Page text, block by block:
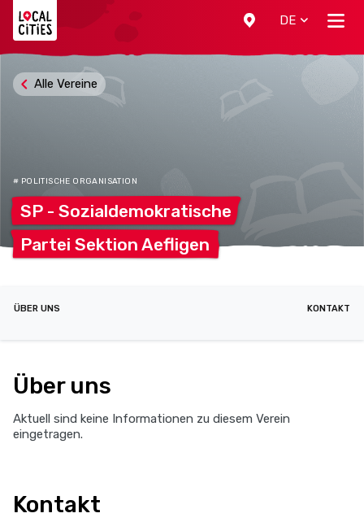
DE
# POLITISCHE ORGANISATION
SP - Sozialdemokratische
Partei Sektion Aefligen
Alle Vereine
ÜBER UNS KONTAKT
Über uns
Aktuell sind keine Informationen zu diesem Verein
eingetragen.
Kontakt